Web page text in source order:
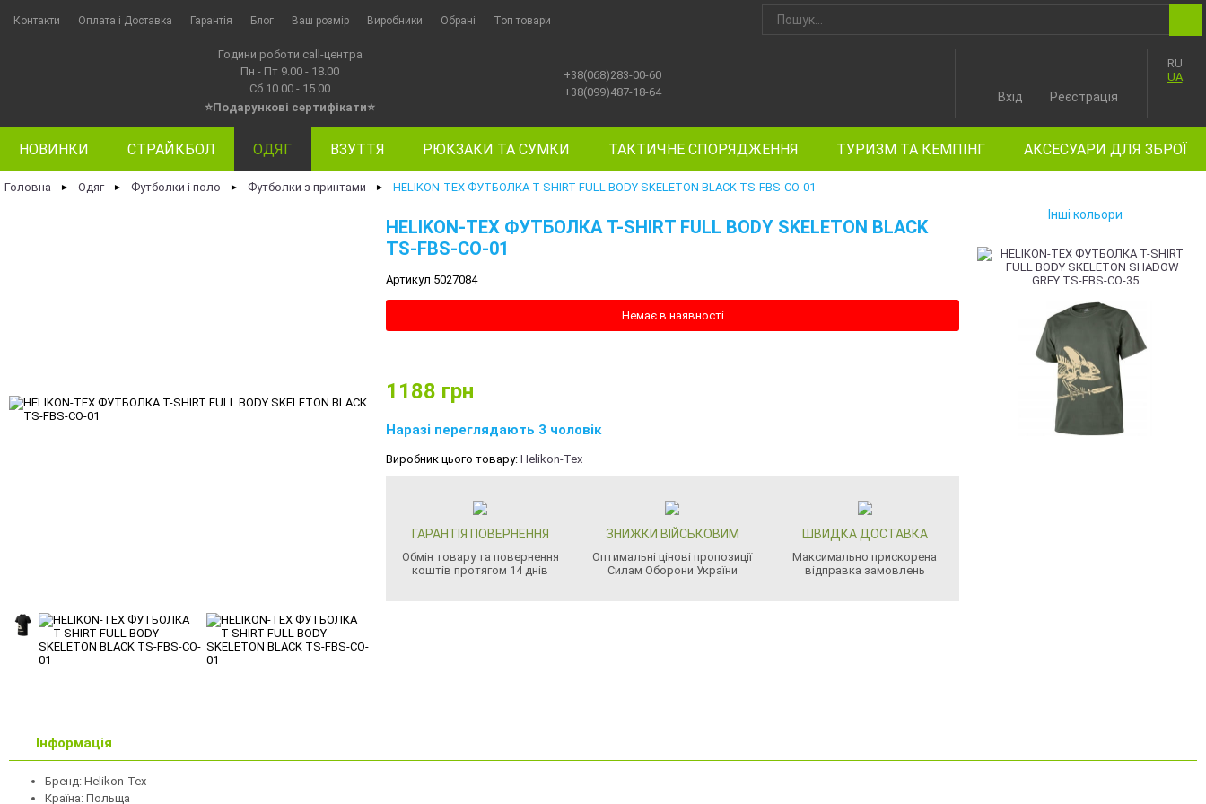
Контакти Оплата i Доставка Гарантія Блог Ваш розмір Виробники Обрані Топ товари
Години роботи call-центра
Пн - Пт 9.00 - 18.00
Сб 10.00 - 15.00
⭐Подарункові сертифікати⭐
+38(068)283-00-60
+38(099)487-18-64
RU
UA
Вхід Реєстрація
НОВИНКИ СТРАЙКБОЛ ОДЯГ ВЗУТТЯ РЮКЗАКИ ТА СУМКИ ТАКТИЧНЕ СПОРЯДЖЕННЯ ТУРИЗМ ТА КЕМПІНГ АКСЕСУАРИ ДЛЯ ЗБРОЇ
Головна ► Одяг ► Футболки і поло ► Футболки з принтами ► HELIKON-TEX ФУТБОЛКА T-SHIRT FULL BODY SKELETON BLACK TS-FBS-CO-01
HELIKON-TEX ФУТБОЛКА T-SHIRT FULL BODY SKELETON BLACK
TS-FBS-CO-01
Артикул 5027084
Немає в наявності
1188 грн
Наразі переглядають 3 чоловік
Виробник цього товару: Helikon-Tex
ГАРАНТІЯ ПОВЕРНЕННЯ
Обмін товару та повернення
коштів протягом 14 днів
ЗНИЖКИ ВІЙСЬКОВИМ
Оптимальні цінові пропозиції
Силам Оборони України
ШВИДКА ДОСТАВКА
Максимально прискорена
відправка замовлень
Інші кольори
Інформація
Бренд: Helikon-Tex
Країна: Польща